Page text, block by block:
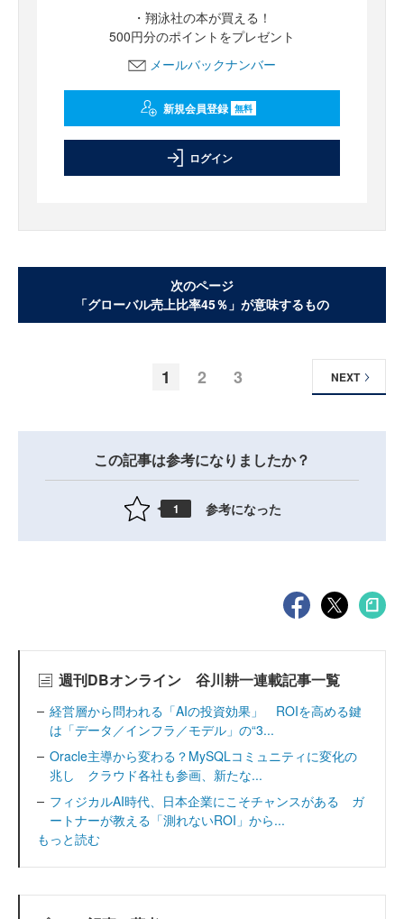
・翔泳社の本が買える！
500円分のポイントをプレゼント
メールバックナンバー
新規会員登録 無料
ログイン
次のページ
「グローバル売上比率45％」が意味するもの
1 2 3 NEXT
この記事は参考になりましたか？
1 参考になった
週刊DBオンライン 谷川耕一連載記事一覧
経営層から問われる「AIの投資効果」 ROIを高める鍵
は「データ／インフラ／モデル」の“3...
Oracle主導から変わる？MySQLコミュニティに変化の
兆し クラウド各社も参画、新たな...
フィジカルAI時代、日本企業にこそチャンスがある ガ
ートナーが教える「測れないROI」から...
もっと読む